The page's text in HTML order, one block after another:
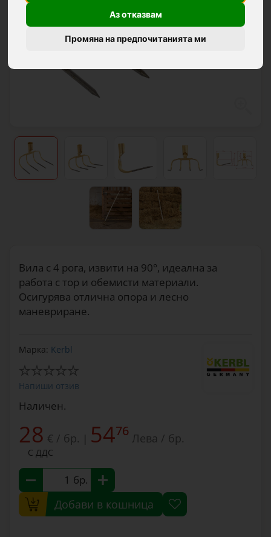
Аз отказвам
Промяна на предпочитанията ми
Вила с 4 рога, извити на 90°, идеална за
работа с тор и обемисти материали.
Осигурява отлична опора и лесно
маневриране.
Марка: Kerbl
Напиши отзив
Наличен.
28 € / бр. | 5476 Лева / бр.
С ДДС
бр.
Добави в кошница